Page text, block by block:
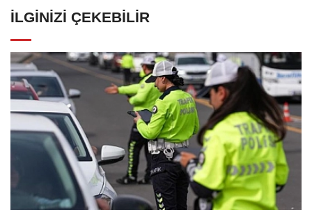
İLGINIZI ÇEKEBILIR